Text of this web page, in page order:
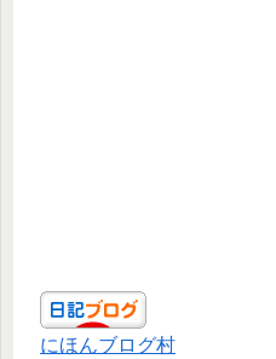
にほんブログ村